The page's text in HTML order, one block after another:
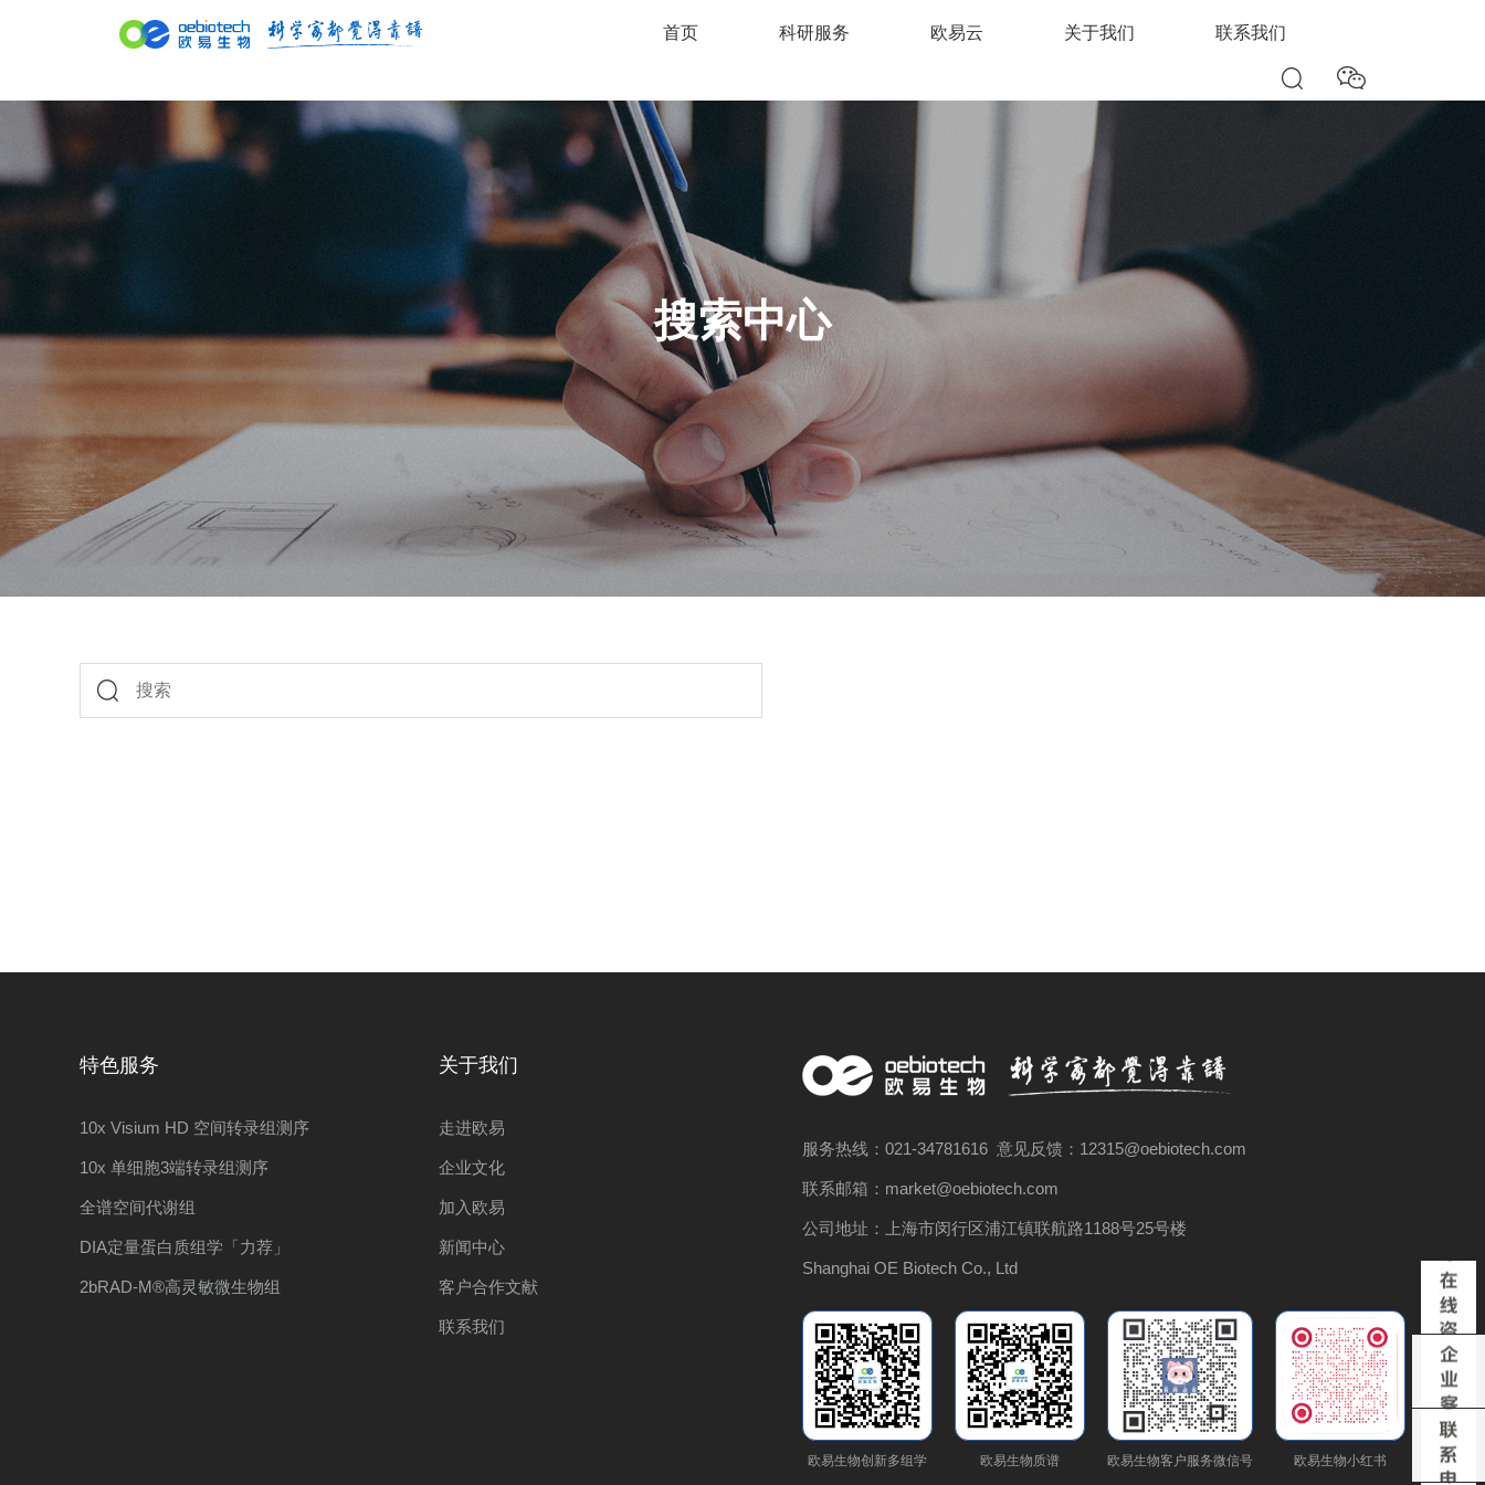
首页 科研服务 欧易云 关于我们 联系我们
搜索中心
特色服务
10x Visium HD 空间转录组测序
10x 单细胞3端转录组测序
全谱空间代谢组
DIA定量蛋白质组学「力荐」
2bRAD-M®高灵敏微生物组
关于我们
走进欧易
企业文化
加入欧易
新闻中心
客户合作文献
联系我们
服务热线：021-34781616 意见反馈：12315@oebiotech.com
联系邮箱：market@oebiotech.com
公司地址：上海市闵行区浦江镇联航路1188号25号楼
Shanghai OE Biotech Co., Ltd
欧易生物创新多组学 欧易生物质谱 欧易生物客户服务微信号 欧易生物小红书